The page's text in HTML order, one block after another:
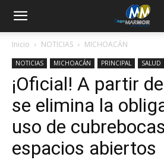
Inicio NOTICIAS MICHOACÁN
NOTICIAS MICHOACÁN PRINCIPAL SALUD
¡Oficial! A partir
se elimina la
uso de
espacios abiertos